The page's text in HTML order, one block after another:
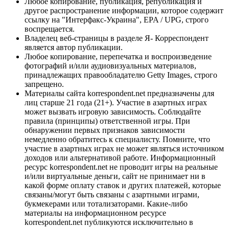
другое распространение информации, которое содержит
ссылку на "Интерфакс-Украина", EPA / UPG, строго
воспрещается.
Владелец веб-страницы в разделе Я- Корреспондент
является автор публикации.
Любое копирование, перепечатка и воспроизведение
фотографий и/или аудиовизуальных материалов,
принадлежащих правообладателю Getty Images, строго
запрещено.
Материалы сайта korrespondent.net предназначены для
лиц старше 21 года (21+). Участие в азартных играх
может вызвать игровую зависимость. Соблюдайте
правила (принципы) ответственной игры. При
обнаружении первых признаков зависимости
немедленно обратитесь к специалисту. Помните, что
участие в азартных играх не может являться источником
доходов или альтернативой работе. Информационный
ресурс korrespondent.net не проводит игры на реальные
и/или виртуальные деньги, сайт не принимает ни в
какой форме оплату ставок и других платежей, которые
связаны/могут быть связаны с азартными играми,
букмекерами или тотализаторами. Какие-либо
материалы на информационном ресурсе
korrespondent.net публикуются исключительно в